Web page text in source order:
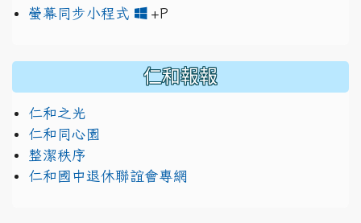
螢幕同步小程式
+P
仁和報報
仁和之光
仁和同心園
整潔秩序
仁和國中退休聯誼會專網